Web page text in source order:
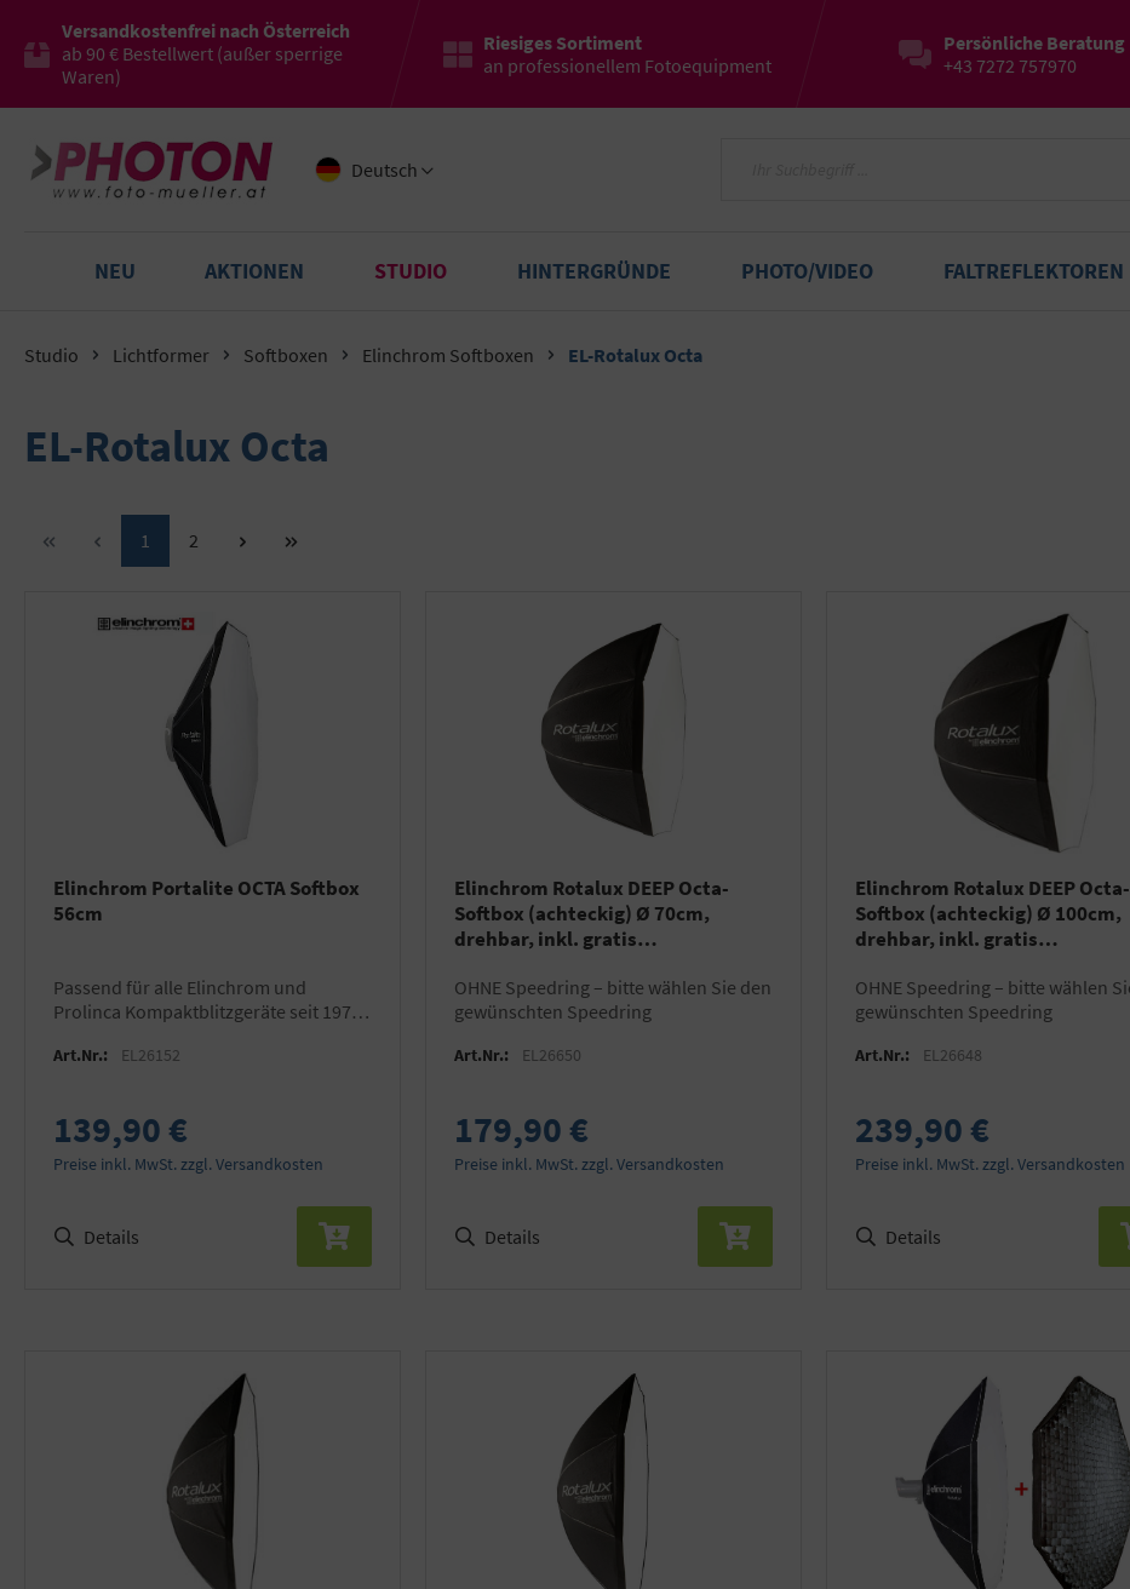
Versandkostenfrei nach Österreich
ab 90 € Bestellwert (außer sperrige
Waren)
Riesiges Sortiment
an professionellem Fotoequipment
Persönliche Beratung
+43 7272 757970
Deutsch
NEU AKTIONEN STUDIO HINTERGRÜNDE PHOTO/VIDEO FALTREFLEKTOREN
Studio Lichtformer Softboxen Elinchrom Softboxen EL-Rotalux Octa
EL-Rotalux Octa
Seite
1 Seite
2
Elinchrom Portalite OCTA Softbox
56cm
passend für alle Elinchrom und
Prolinca Kompaktblitzgeräte seit 1974
EL26342)
Art.Nr.: EL26152
139,90 €
Preise inkl. MwSt. zzgl. Versandkosten
Details
Elinchrom Rotalux DEEP Octa-
Softbox (achteckig) Ø 70cm,
drehbar, inkl. gratis
OHNE Speedring – bitte wählen Sie den
gewünschten Speedring
Art.Nr.: EL26650
179,90 €
Preise inkl. MwSt. zzgl. Versandkosten
Details
Elinchrom Rotalux DEEP Octa-
Softbox (achteckig) Ø 100cm,
drehbar, inkl. gratis
OHNE Speedring – bitte wählen Sie den
gewünschten Speedring
Art.Nr.: EL26648
239,90 €
Preise inkl. MwSt. zzgl. Versandkosten
Details